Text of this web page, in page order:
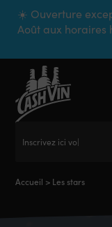
☀️ Ouverture
Août aux horaires
Inscrivez ici votre
Accueil > Les stars
Panneau de gestion